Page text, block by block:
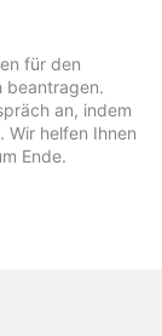
für den
beantragen.
an, indem
Wir helfen Ihnen
Ende.